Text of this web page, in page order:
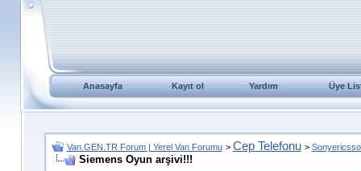
Anasayfa Kayıt ol Yardım Üye
Van.GEN.TR Forum | Yerel Van Forumu > Cep Telefonu >
Siemens Oyun arşivi!!!